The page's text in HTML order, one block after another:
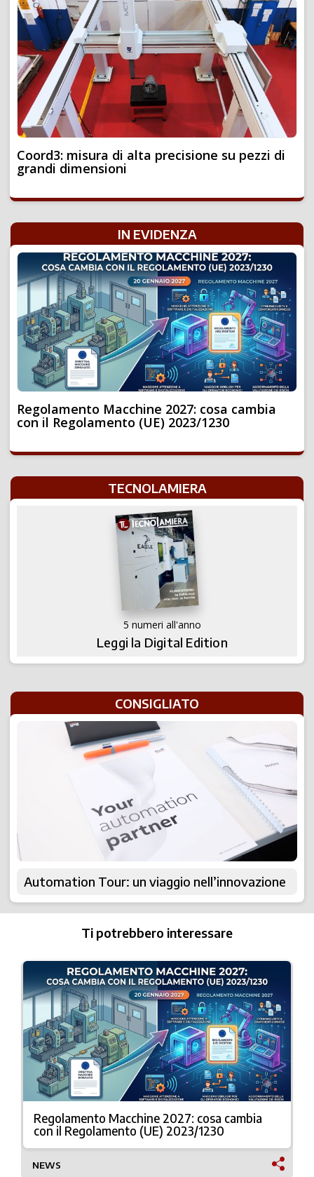
Coord3: misura di alta precisione su pezzi di
grandi dimensioni
IN EVIDENZA
Regolamento Macchine 2027: cosa cambia
con il Regolamento (UE) 2023/1230
TECNOLAMIERA
5 numeri all'anno
Leggi la Digital Edition
CONSIGLIATO
Automation Tour: un viaggio nell’innovazione
Ti potrebbero interessare
Regolamento Macchine 2027: cosa cambia
con il Regolamento (UE) 2023/1230
NEWS